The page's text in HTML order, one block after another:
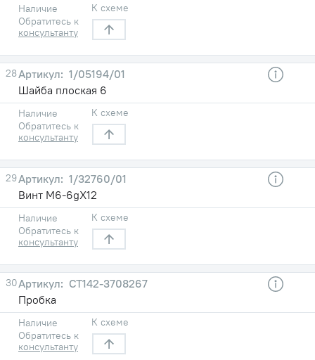
Наличие
Обратитесь к
консультанту
К схеме
28
1/05194/01
Шайба плоская 6
Наличие
Обратитесь к
консультанту
К схеме
29
1/32760/01
Винт М6-6gХ12
Наличие
Обратитесь к
консультанту
К схеме
30
СТ142-3708267
Пробка
Наличие
Обратитесь к
консультанту
К схеме